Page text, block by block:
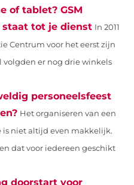
of tablet? GSM
staat tot je dienst In 2011
Centrum voor het eerst zijn
volgden er nog drie winkels
personeelsfeest
Het organiseren van een
is niet altijd even makkelijk.
dat voor iedereen geschikt
doorstart voor